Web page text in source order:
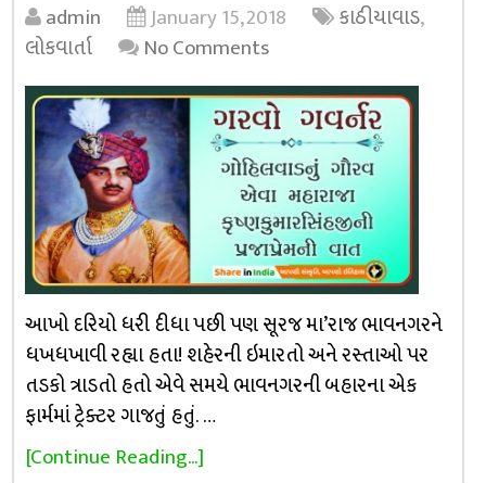
admin January 15, 2018 કાઠીયાવાડ,
લોકવાર્તા
No Comments
આખો દરિયો ધરી દીધા પછી પણ સૂરજ મા’રાજ ભાવનગરને
ધખધખાવી રહ્યા હતા! શહેરની ઇમારતો અને રસ્તાઓ પર
તડકો ત્રાડતો હતો એવે સમયે ભાવનગરની બહારના એક
ફાર્મમાં ટ્રેક્ટર ગાજતું હતું. …
[Continue Reading...]